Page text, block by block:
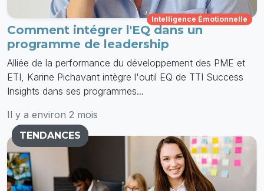
Intelligence Émotionnelle
Comment intégrer l'EQ dans un
programme de leadership
Alliée de la performance du développement des PME et
ETI, Karine Pichavant intègre l'outil EQ de TTI Success
Insights dans ses programmes...
Il y a environ 2 mois
TENDANCES